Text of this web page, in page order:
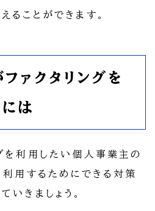
ることができます。
ァクタリングを
は
を利用したい個人事業主の
利用するためにできる対策
いきましょう。